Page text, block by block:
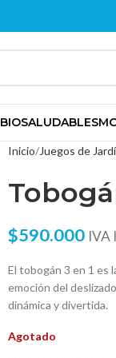
BIOSALUDABLES
Inicio Juegos de
$590.000 IVA
El tobogán 3 en 1 es
emoción del
dinámica y divertida.
Agotado